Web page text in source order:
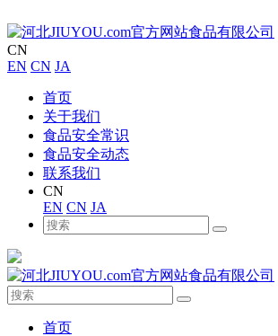
CN
EN CN JA
首页
关于我们
食品安全常识
食品安全动态
联系我们
CN
EN CN JA
首页